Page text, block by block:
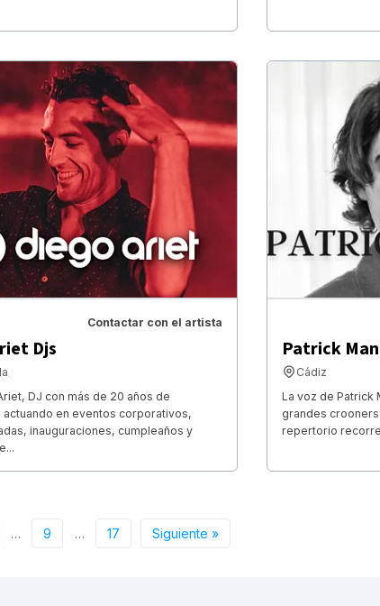
Contactar con el artista
Djs
DJ con más de 20 años de
actuando en eventos corporativos,
inauguraciones, cumpleaños y
Patrick
Cádiz
La voz de Patrick
grandes crooners
repertorio
… 9 … 17 Siguiente »